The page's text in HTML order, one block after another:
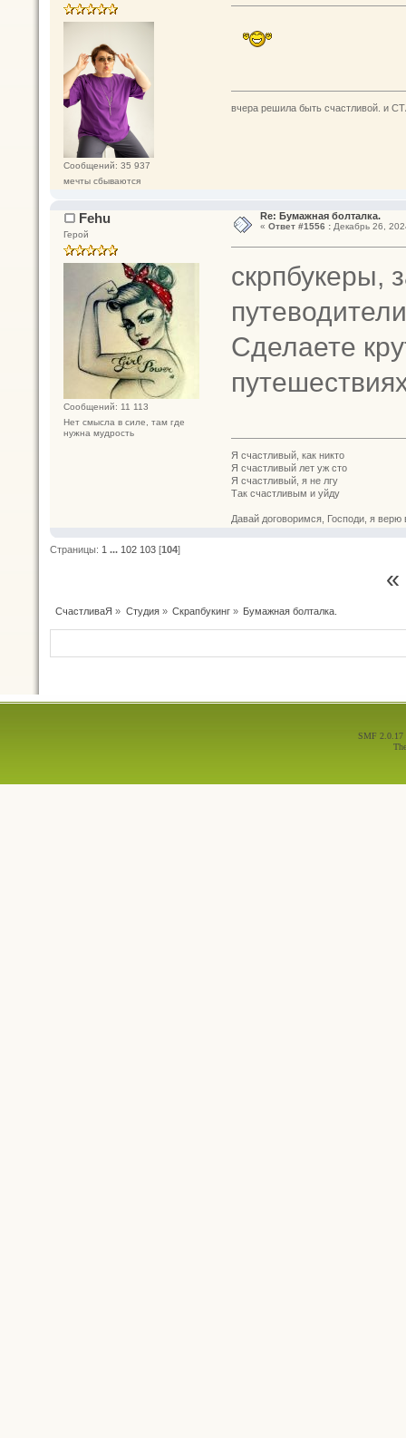
Сообщений: 35 937
мечты сбываются
вчера решила быть счастливой. и
Fehu
Герой
Сообщений: 11 113
Нет смысла в силе, там где
нужна мудрость
Re: Бумажная болталка.
« Ответ #1556 :Декабрь 26,
скрпбукеры,
Сделаете
Я счастливый, как никто
Я счастливый лет уж сто
Я счастливый, я не лгу
Так счастливым и уйду
Давай договоримся, Господи, я
Страницы: 1 ... 102 103 [104]
СчастливаЯ » Студия» Скрапбукинг» Бумажная болталка.
SMF 2.0.17